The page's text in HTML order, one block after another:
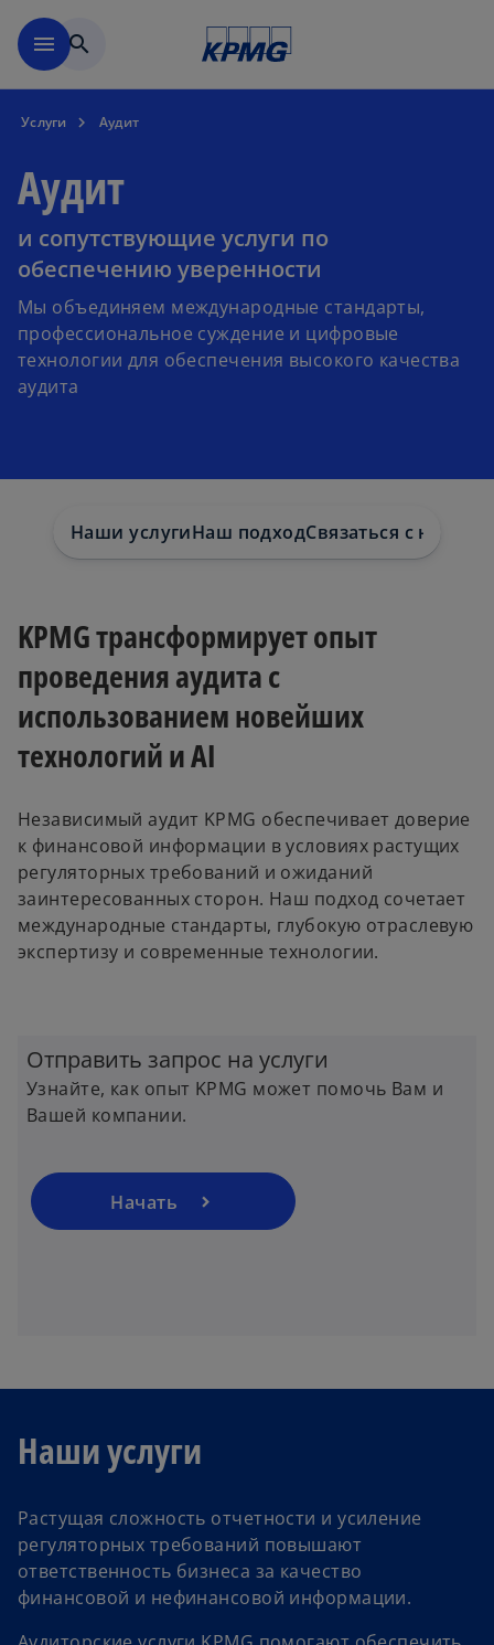
menu search
Услуги Аудит
Аудит
и сопутствующие услуги по
обеспечению уверенности
Мы объединяем международные стандарты,
профессиональное суждение и цифровые
технологии для обеспечения высокого качества
аудита
Наши услугиНаш подходСвязаться с нами
KPMG трансформирует опыт
проведения аудита с
использованием новейших
технологий и AI
Независимый аудит KPMG обеспечивает доверие
к финансовой информации в условиях растущих
регуляторных требований и ожиданий
заинтересованных сторон. Наш подход сочетает
международные стандарты, глубокую отраслевую
экспертизу и современные технологии.
Отправить запрос на услуги
Узнайте, как опыт KPMG может помочь Вам и
Вашей компании.
Начать
e
n
n
n
Наши услуги
Растущая сложность отчетности и усиление
регуляторных требований повышают
ответственность бизнеса за качество
финансовой и нефинансовой информации.